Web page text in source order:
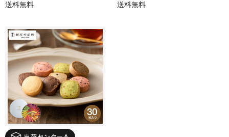
送料無料 送料無料